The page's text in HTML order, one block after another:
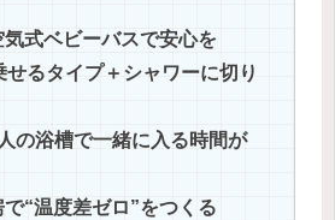
式ベビーバスで安心を
せるタイプ＋シャワーに切り
の浴槽で一緒に入る時間が
“温度差ゼロ”をつくる